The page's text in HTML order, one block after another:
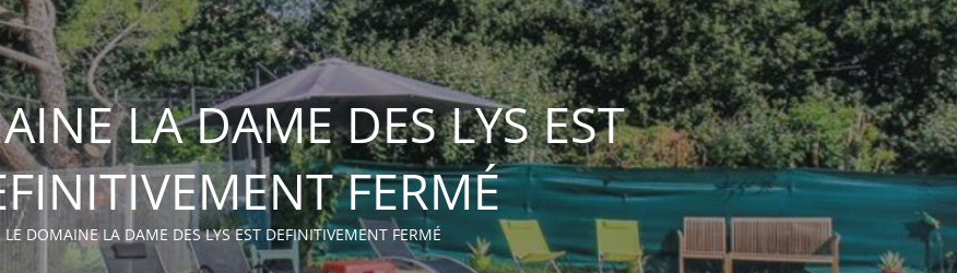
LA DAME DES LYS EST
FERMÉ
LE DOMAINE LA DAME DES LYS EST DEFINITIVEMENT FERMÉ